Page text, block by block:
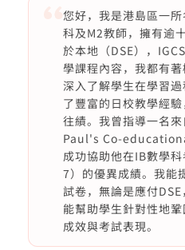
您好，我是港島區一
科及M2教師，擁有逾
於本地（DSE），
學課程內容，我都有
深入了解學生在學習
了豐富的日校教學經
往績。我曾指導一名
Paul's Co-
成功協助他在IB數學
7）的優異成績。我能
試卷，無論是應付
能幫助學生針對性地
成效與考試表現。